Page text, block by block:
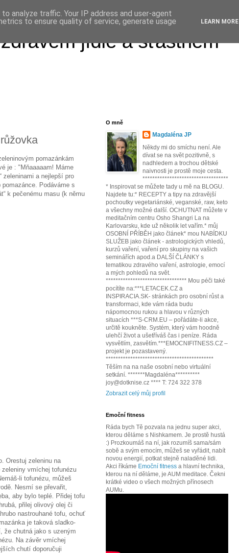
jídle a šťastném
pomazánkám
je : "Mňaaaaam! Máme
zeleninami a nejlepší pro
Podáváme s
k pečenému masu (k němu
Orestuj zeleninu na
vmíchej tofunézu
li tofunézu, můžeš
Nesmí se převařit,
aby bylo teplé. Přidej tofu
přilej olivový olej či
nastrouhané tofu, ochuť
je taková sladko-
že chutná jako s uzeným
Na závěr vmíchej
chutí doporučuji
O mně
Magdaléna JP
Někdy mi do smíchu není. Ale
dívat se na svět pozitivně, s
nadhledem a trochou dětské
naivnosti je prostě moje cesta.
***********************************
* Inspirovat se můžete tady u mě na BLOGU.
Najdete tu:* RECEPTY a tipy na zdravější
pochoutky vegetariánské, veganské, raw, keto
a všechny možné další. OCHUTNAT můžete v
meditačním centru Osho Shangri La na
Karlovarsku, kde už několik let vařím.* můj
OSOBNÍ PŘÍBĚH jako článek* mou NABÍDKU
SLUŽEB jako článek - astrologických vhledů,
kurzů vaření, vaření pro skupiny na vašich
seminářích apod.a DALŠÍ ČLÁNKY s
tematikou zdravého vaření, astrologie, emocí
a mých pohledů na svět.
********************************* Mou péči také
pocítíte na:***LETACEK.CZ a
INSPIRACIA.SK- stránkách pro osobní růst a
transformaci, kde vám ráda budu
nápomocnou rukou a hlavou v různých
situacích ***S-CRM.EU – pořádáte-li akce,
určitě koukněte. Systém, který vám hoodně
ulehčí život a ušetříváš čas i peníze. Ráda
vysvětlím, zasvětím.***EMOCNIFITNESS.CZ –
projekt je pozastavený.
********************************************
Těším na na naše osobní nebo virtuální
setkání. *******Magdaléna**********
joy@dotknise.cz **** T: 724 322 378
Zobrazit celý můj profil
Emoční fitness
Ráda bych Tě pozvala na jednu super akci,
kterou děláme s Nishkamem. Je prostě hustá
:) Prozkoumáš na ní, jak rozumíš sama/sám
sobě a svým emocím, můžeš se vyřádit, nabít
novou energií, potkat stejně naladěné lidi.
Akci říkáme Emoční fitness a hlavní technika,
kterou na ní děláme, je AUM meditace. Čekni
krátké video o všech možných přínosech
AUMu.
analyze traffic. Your IP address and user-agent
to ensure quality of service, generate usage
LEARN MORE